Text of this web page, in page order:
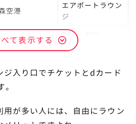
空港
エアポートラウン
ジ
空港
ROYALSKY
LOUNGE
て表示する
入り口でチケットとdカード
が多い人には、自由にラウン